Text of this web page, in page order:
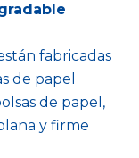
fabricadas
de papel
de papel,
y firme